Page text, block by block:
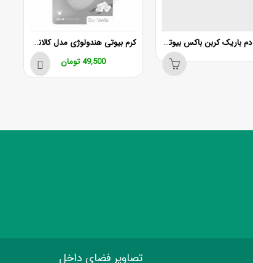
شانه دم باریک کربن باکس بیوتی کد B300 کرم بیوتی هندولوژی مدل کالاندولا و آواکادو
49,500 تومان
تصاویر فضای داخل